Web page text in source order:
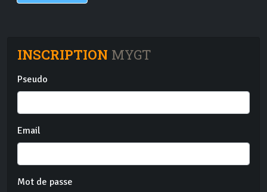
INSCRIPTION MYGT
Pseudo
Email
Mot de passe